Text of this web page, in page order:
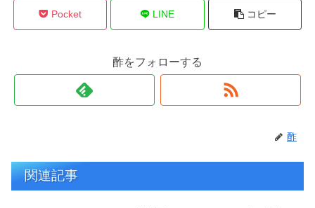
Pocket LINE コピー
酢をフォローする
酢
関連記事